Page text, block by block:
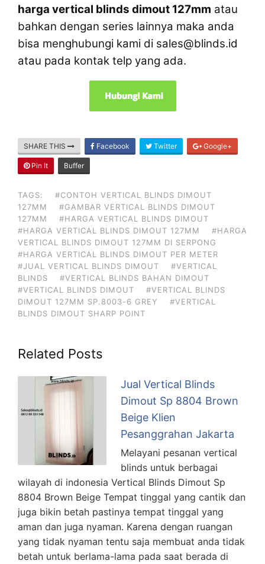
harga vertical blinds dimout 127mm atau
bahkan dengan series lainnya maka anda
bisa menghubungi kami di sales@blinds.id
atau pada kontak telp yang ada.
SHARE THIS Facebook Twitter Google+
Pin It Buffer
TAGS:
#CONTOH VERTICAL BLINDS DIMOUT
127MM
#GAMBAR VERTICAL BLINDS DIMOUT
127MM
#HARGA VERTICAL BLINDS DIMOUT
#HARGA VERTICAL BLINDS DIMOUT 127MM
#HARGA
VERTICAL BLINDS DIMOUT 127MM DI SERPONG
#HARGA VERTICAL BLINDS DIMOUT PER METER
#JUAL VERTICAL BLINDS DIMOUT
#VERTICAL
BLINDS
#VERTICAL BLINDS BAHAN DIMOUT
#VERTICAL BLINDS DIMOUT
#VERTICAL BLINDS
DIMOUT 127MM SP.8003-6 GREY
#VERTICAL
BLINDS DIMOUT SHARP POINT
Related Posts
Jual Vertical Blinds
Dimout Sp 8804 Brown
Beige Klien
Pesanggrahan Jakarta
Melayani pesanan vertical
blinds untuk berbagai
wilayah di indonesia Vertical Blinds Dimout Sp
8804 Brown Beige Tempat tinggal yang cantik dan
juga bikin betah pastinya tempat tinggal yang
aman dan juga nyaman. Karena dengan ruangan
yang tidak nyaman tentu saja membuat anda tidak
betah untuk berlama-lama pada saat berada di